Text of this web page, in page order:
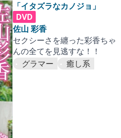
「イタズラなカノジョ」
DVD
佐山 彩香
セクシーさを纏った彩香ちゃ
んの全てを見逃すな！！
グラマー
癒し系